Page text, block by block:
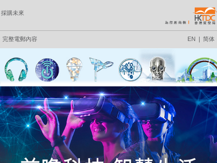
採購未來
完整電郵內容 EN 简体